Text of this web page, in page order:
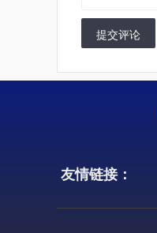
提交评论
友情链接：